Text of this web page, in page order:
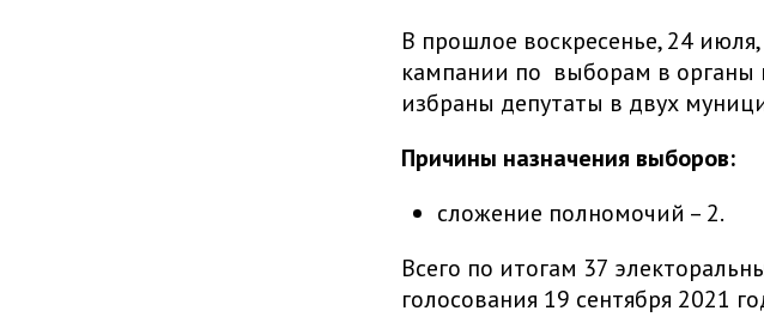
В прошлое воскресенье, 24
кампании по выборам в органы
избраны депутаты в двух
Причины назначения выборов:
сложение полномочий – 2.
Всего по итогам 37
голосования 19 сентября 2021